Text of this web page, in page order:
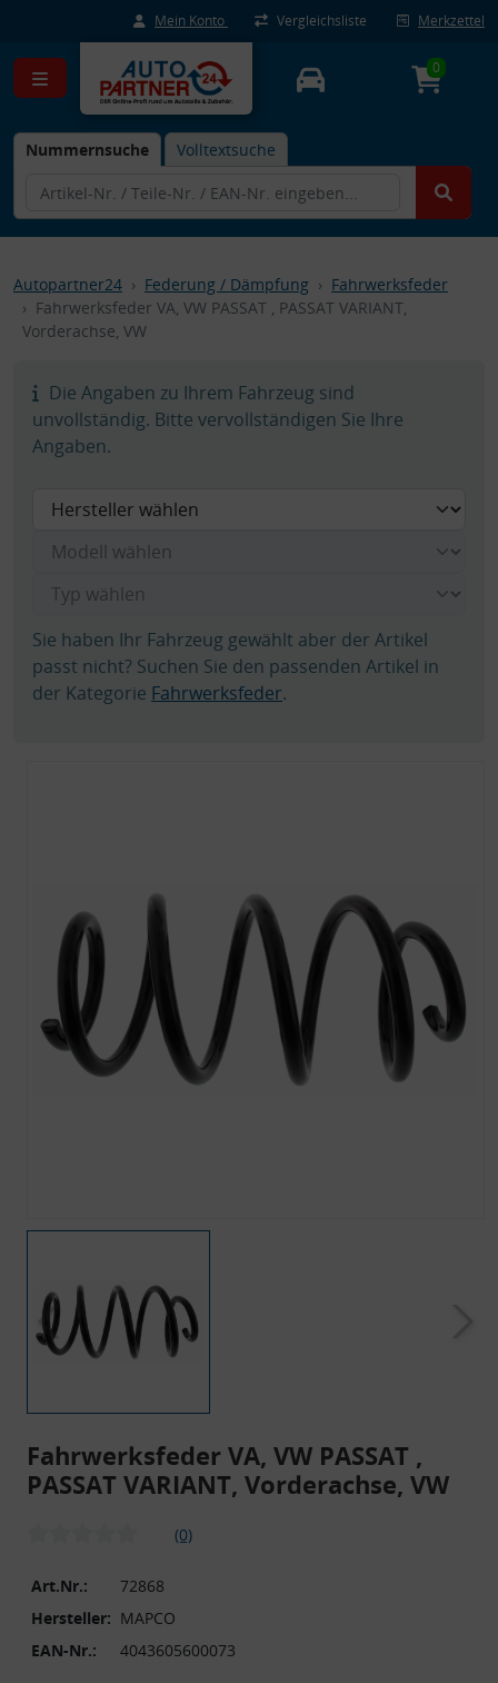
Mein Konto Vergleichsliste Merkzettel
Nummernsuche Volltextsuche
0
Autopartner24 Federung / Dämpfung
Fahrwerksfeder
Fahrwerksfeder VA, VW PASSAT , PASSAT VARIANT,
Vorderachse, VW
Die Angaben zu Ihrem Fahrzeug sind
unvollständig. Bitte vervollständigen Sie Ihre
Angaben.
Sie haben Ihr Fahrzeug gewählt aber der Artikel
passt nicht? Suchen Sie den passenden Artikel in
der Kategorie Fahrwerksfeder.
Fahrwerksfeder VA, VW PASSAT ,
PASSAT VARIANT, Vorderachse, VW
(0)
Art.Nr.:
72868
Hersteller: MAPCO
EAN-Nr.:
4043605600073